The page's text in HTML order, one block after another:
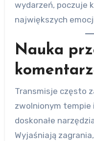
wydarzeń, poczuje
największych
Nauka
Transmisje często
zwolnionym tempie
doskonałe
Wyjaśniają